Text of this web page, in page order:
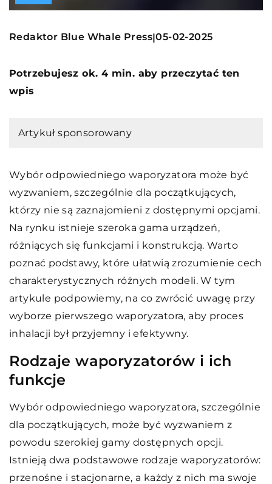
Redaktor Blue Whale Press|05-02-2025
Potrzebujesz ok. 4 min. aby przeczytać ten
wpis
Artykuł sponsorowany
Wybór odpowiedniego waporyzatora może być
wyzwaniem, szczególnie dla początkujących,
którzy nie są zaznajomieni z dostępnymi opcjami.
Na rynku istnieje szeroka gama urządzeń,
różniących się funkcjami i konstrukcją. Warto
poznać podstawy, które ułatwią zrozumienie cech
charakterystycznych różnych modeli. W tym
artykule podpowiemy, na co zwrócić uwagę przy
wyborze pierwszego waporyzatora, aby proces
inhalacji był przyjemny i efektywny.
Rodzaje waporyzatorów i ich
funkcje
Wybór odpowiedniego waporyzatora, szczególnie
dla początkujących, może być wyzwaniem z
powodu szerokiej gamy dostępnych opcji.
Istnieją dwa podstawowe rodzaje waporyzatorów:
przenośne i stacjonarne, a każdy z nich ma swoje